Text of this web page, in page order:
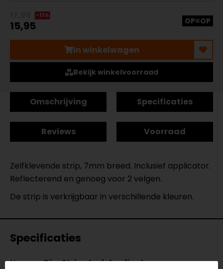
-11%
15,95 OP=OP
In winkelwagen
Bekijk winkelvoorraad
Omschrijving Specificaties
Reviews Voorraad
Zelfklevende strip, 7mm breed. Inclusief applicator.
Reflecterend en genoeg voor 2 velgen.
De strip is verkrijgbaar in verschillende kleuren.
Specificaties
Naam
Rim Stripe Incl. Applicator